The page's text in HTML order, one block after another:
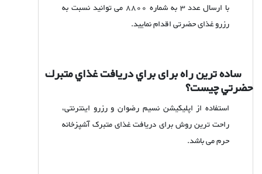
با ارسال عدد3بهشماره 8800 می توانید نسبت به
رزرو غذای حضرتی اقدام نمایید.
ساده ترین راه برای براي دريافت غذاي متبرك
حضرتي چیست؟
استفاده از اپلیکیشن نسیم رضوان و رزرو اینترنتی،
راحت ترین روش برای دریافت غذای متبرک آشپزخانه
حرم می باشد.